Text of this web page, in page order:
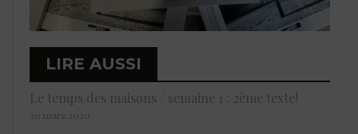
LIRE AUSSI
Le temps des maisons / semaine 1 : 2ème texte!
20 mars 2020